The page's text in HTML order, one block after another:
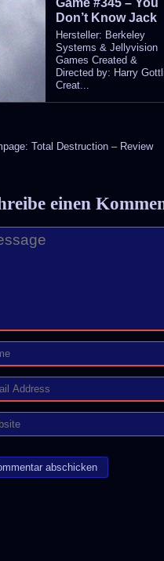
in
Don’t Know Jack
Hersteller: Berkeley
Systems & Jellyvision
Games Created &
Directed by: Harry
Creat...
Total Destruction – Review
einen